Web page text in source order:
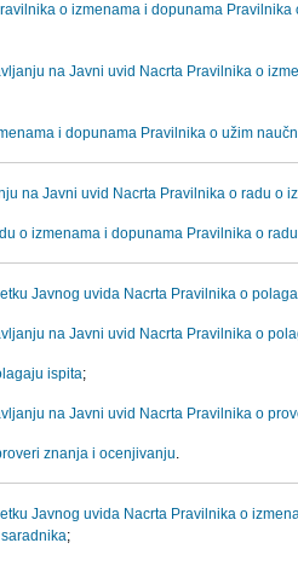
o izmenama i dopunama
na Javni uvid Nacrta Pravilnika o
i dopunama Pravilnika o užim
na Javni uvid Nacrta Pravilnika o radu o
o izmenama i dopunama Pravilnika o radu
Javnog uvida Nacrta Pravilnika o
na Javni uvid Nacrta Pravilnika o
ispita;
na Javni uvid Nacrta Pravilnika o
znanja i ocenjivanju.
Javnog uvida Nacrta Pravilnika o
;